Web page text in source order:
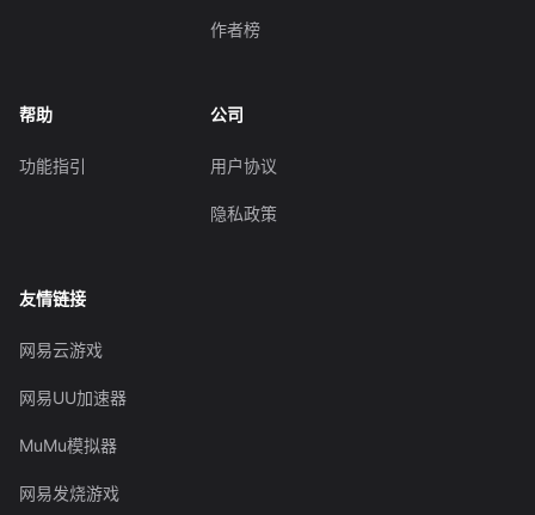
作者榜
帮助
功能指引
公司
用户协议
隐私政策
友情链接
网易云游戏
网易UU加速器
MuMu模拟器
网易发烧游戏